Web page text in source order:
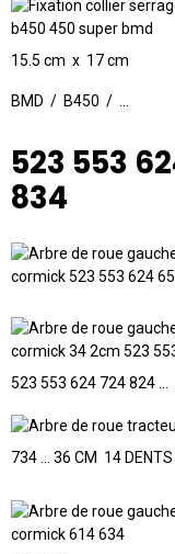
15.5 cm x 17 cm
BMD / B450 / ...
523 553
834
523 553 624 724 824 ...
734 ... 36 CM 14 DENTS